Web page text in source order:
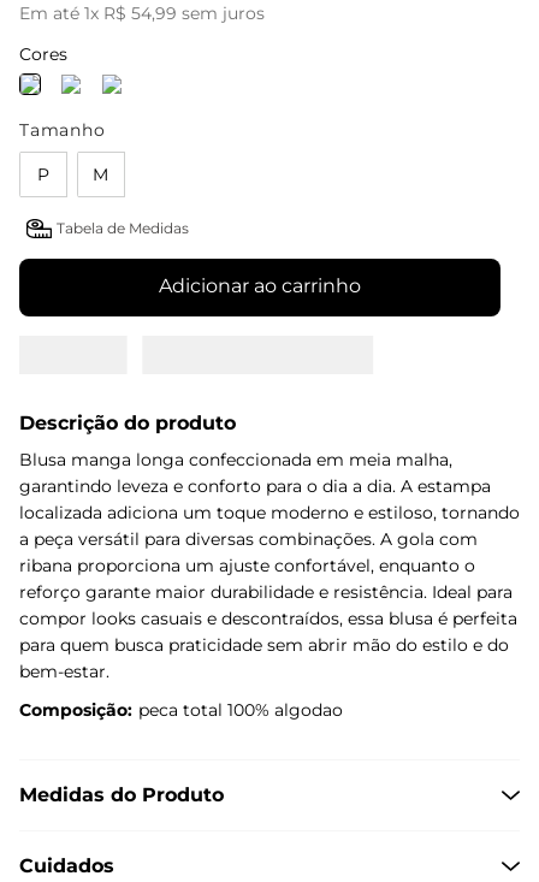
Em até 1x R$ 54,99 sem juros
Cores
Tamanho
P M
Tabela de Medidas
Adicionar ao carrinho
Descrição do produto
Blusa manga longa confeccionada em meia malha,
garantindo leveza e conforto para o dia a dia. A estampa
localizada adiciona um toque moderno e estiloso, tornando
a peça versátil para diversas combinações. A gola com
ribana proporciona um ajuste confortável, enquanto o
reforço garante maior durabilidade e resistência. Ideal para
compor looks casuais e descontraídos, essa blusa é perfeita
para quem busca praticidade sem abrir mão do estilo e do
bem-estar.
Composição: peca total 100% algodao
Medidas do Produto
Cuidados